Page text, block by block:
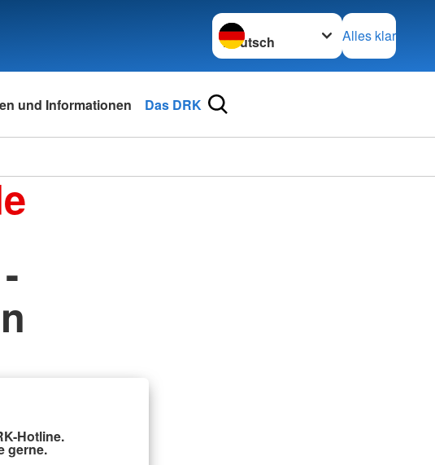
Sprache wechseln zu
Alles klar
und Informationen Das DRK
Hotline.
gerne.